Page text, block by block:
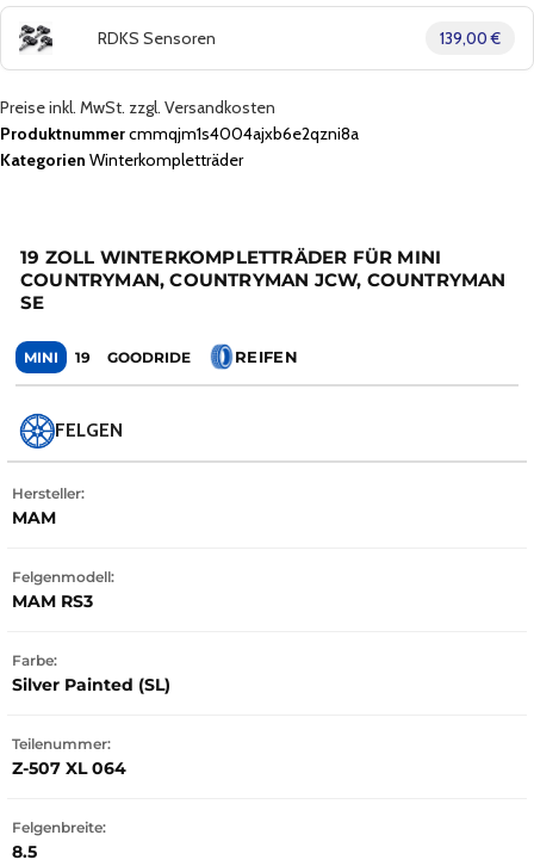
RDKS Sensoren 139,00 €
Preise inkl. MwSt. zzgl. Versandkosten
Produktnummercmmqjm1s4004ajxb6e2qzni8a
Kategorien Winterkompletträder
19 ZOLL WINTERKOMPLETTRÄDER FÜR MINI
COUNTRYMAN, COUNTRYMAN JCW, COUNTRYMAN
SE
MINI 19 GOODRIDE REIFEN
FELGEN
Hersteller:
MAM
Felgenmodell:
MAM RS3
Farbe:
Silver Painted (SL)
Teilenummer:
Z-507 XL 064
Felgenbreite:
8.5